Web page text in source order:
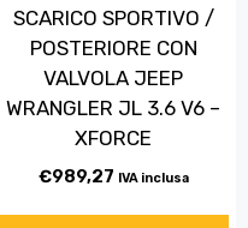
SCARICO SPORTIVO /
POSTERIORE CON
VALVOLA JEEP
WRANGLER JL 3.6 V6 –
XFORCE
€989,27 IVA inclusa